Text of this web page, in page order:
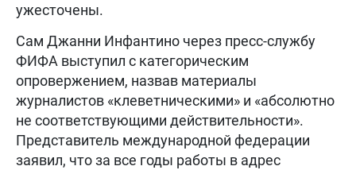
ужесточены.
Сам Джанни Инфантино через пресс-службу
ФИФА выступил с категорическим
опровержением, назвав материалы
журналистов «клеветническими» и «абсолютно
не соответствующими действительности».
Представитель международной федерации
заявил, что за все годы работы в адрес